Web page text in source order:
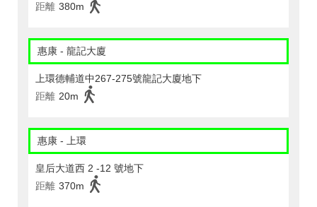
距離 380m
惠康 - 龍記大廈
上環德輔道中267-275號龍記大廈地下
距離 20m
惠康 - 上環
皇后大道西 2 -12 號地下
距離 370m